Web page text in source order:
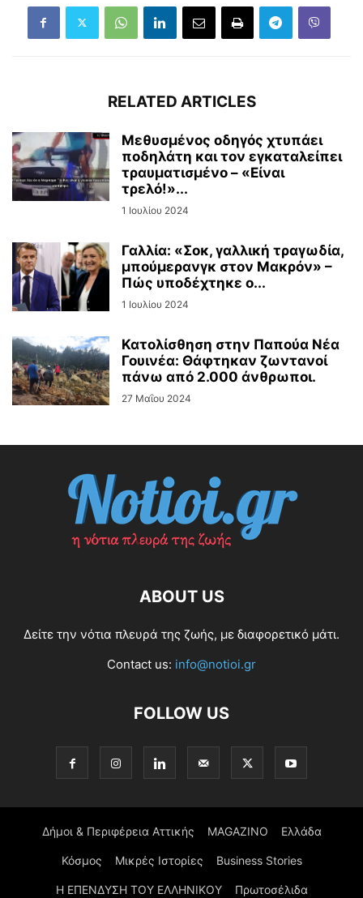
RELATED ARTICLES
Μεθυσμένος οδηγός χτυπάει
ποδηλάτη και τον εγκαταλείπει
τραυματισμένο – «Είναι
τρελό!»...
1 Ιουλίου 2024
Γαλλία: «Σοκ, γαλλική τραγωδία,
μπούμερανγκ στον Μακρόν» –
Πώς υποδέχτηκε ο...
1 Ιουλίου 2024
Κατολίσθηση στην Παπούα Νέα
Γουινέα: Θάφτηκαν ζωντανοί
πάνω από 2.000 άνθρωποι.
27 Μαΐου 2024
ABOUT US
Δείτε την νότια πλευρά της ζωής, με διαφορετικό μάτι.
Contact us: info@notioi.gr
FOLLOW US
Δήμοι & Περιφέρεια Αττικής MAGAZINO Ελλάδα
Κόσμος Μικρές Ιστορίες Business Stories
Η ΕΠΕΝΔΥΣΗ ΤΟΥ ΕΛΛΗΝΙΚΟΥ Πρωτοσέλιδα